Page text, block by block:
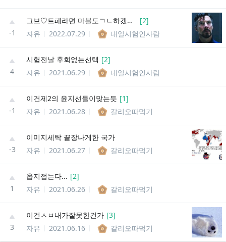
-1
그브♡트페라면 마블도ㄱㄴ하겠는데? [2]
자유
2022.07.29 내일시험인사람
4
시험전날 후회없는선택 [2]
자유
2021.06.29 내일시험인사람
-1
이건제2의 윤지선들이맞는듯 [1]
자유
2021.06.28 갈리오따먹기
-3
이미지세탁 끝장나게한 국가
자유
2021.06.27 갈리오따먹기
1
옵지접는다... [2]
자유
2021.06.26 갈리오따먹기
3
이건ㅅㅂ내가잘못한건가 [3]
자유
2021.06.16 갈리오따먹기